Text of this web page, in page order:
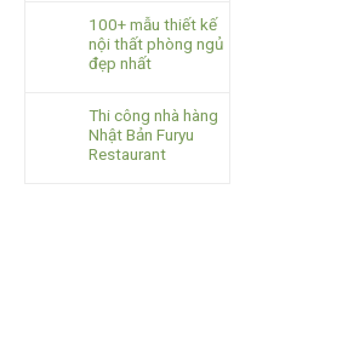
100+ mẫu thiết kế
nội thất phòng ngủ
đẹp nhất
Thi công nhà hàng
Nhật Bản Furyu
Restaurant